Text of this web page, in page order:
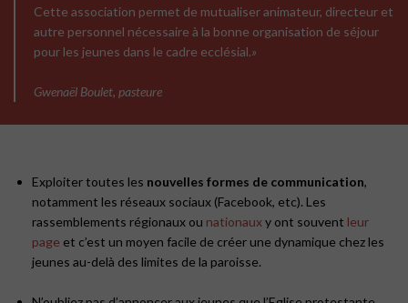
Cette association permet de mutualiser animateur, directeur et
autre personnel nécessaire à la bonne organisation de séjour
pour les jeunes dans le cadre ecclésial.»
Gwenaël Boulet, pasteure
Exploiter toutes les nouvelles formes de communication,
notamment les réseaux sociaux (Facebook, etc). Les
rassemblements régionaux ou nationauxy ont souvent leur
page et c’est un moyen facile de créer une dynamique chez les
jeunes au-delà des limites de la paroisse.